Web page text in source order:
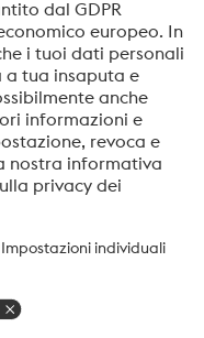
superiori e
rispetto agli acciai
su formato PDF,
sito di
S.p.A. è una Società